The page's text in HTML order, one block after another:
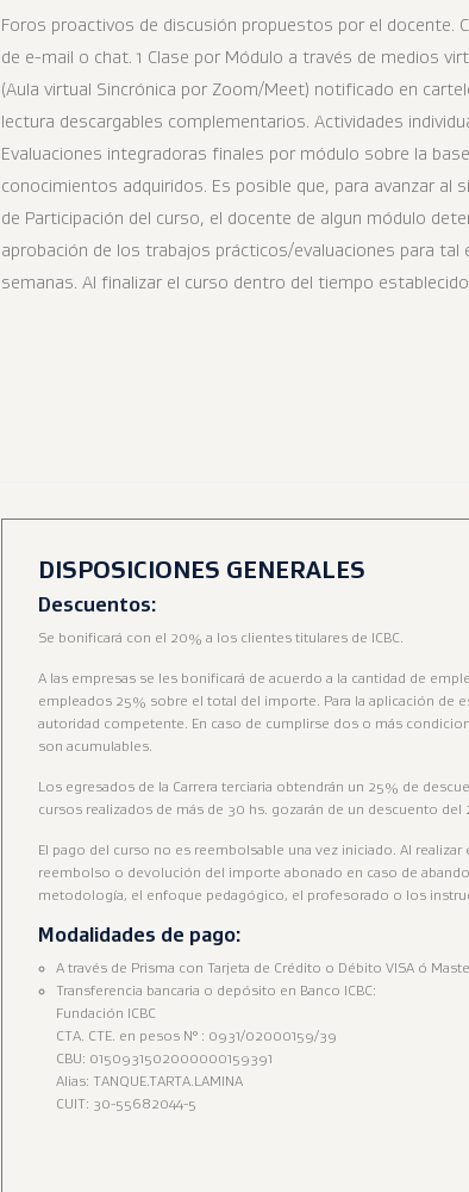
Foros proactivos de discusión propuestos por el docente.
de e-mail o chat. 1 Clase por Módulo a través de medios
(Aula virtual Sincrónica por Zoom/Meet) notificado en
lectura descargables complementarios. Actividades
Evaluaciones integradoras finales por módulo sobre la
conocimientos adquiridos. Es posible que, para avanzar al
de Participación del curso, el docente de algun módulo
aprobación de los trabajos prácticos/evaluaciones para tal
semanas. Al finalizar el curso dentro del tiempo
DISPOSICIONES GENERALES
Descuentos:
Se bonificará con el 20% a los clientes titulares de ICBC.
A las empresas se les bonificará de acuerdo a la cantidad de
empleados 25% sobre el total del importe. Para la aplicación de
autoridad competente. En caso de cumplirse dos o más
son acumulables.
Los egresados de la Carrera terciaria obtendrán un 25% de
cursos realizados de más de 30 hs. gozarán de un descuento del
El pago del curso no es reembolsable una vez iniciado. Al
reembolso o devolución del importe abonado en caso de
metodología, el enfoque pedagógico, el profesorado o los
Modalidades de pago:
A través de Prisma con Tarjeta de Crédito o Débito VISA ó
Transferencia bancaria o depósito en Banco ICBC:
Fundación ICBC
CTA. CTE. en pesos N° : 0931/02000159/39
CBU: 0150931502000000159391
Alias: TANQUE.TARTA.LAMINA
CUIT: 30-55682044-5